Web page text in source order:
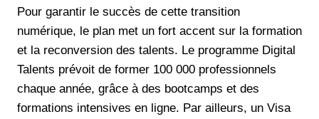
Pour garantir le succès de cette transition
numérique, le plan met un fort accent sur la formation
et la reconversion des talents. Le programme Digital
Talents prévoit de former 100 000 professionnels
chaque année, grâce à des bootcamps et des
formations intensives en ligne. Par ailleurs, un Visa